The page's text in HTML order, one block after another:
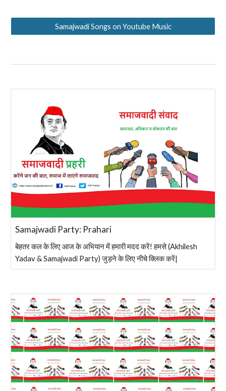
Samajwadi Songs on Youtube Music
Samajwadi Party: Prahari
बेहतर कल के लिए आज के अभियान में हमारी मदद करें! हमसे (Akhilesh
Yadav & Samajwadi Party) जुड़ने के लिए नीचे क्लिक करें|